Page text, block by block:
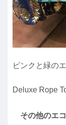
ピンクと緑の
Deluxe Rope
その他のエ